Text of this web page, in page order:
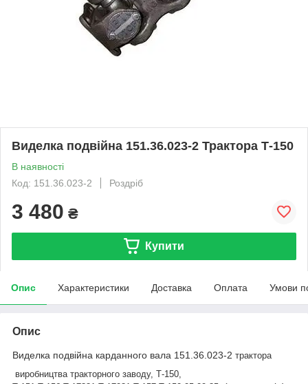
Виделка подвійна 151.36.023-2 Трактора Т-150
В наявності
Код: 151.36.023-2
Роздріб
3 480 ₴
Купити
Опис Характеристики Доставка Оплата Умови
Опис
Виделка подвійна карданного вала 151.36.023-2 трактора
виробництва тракторного заводу, Т-150,